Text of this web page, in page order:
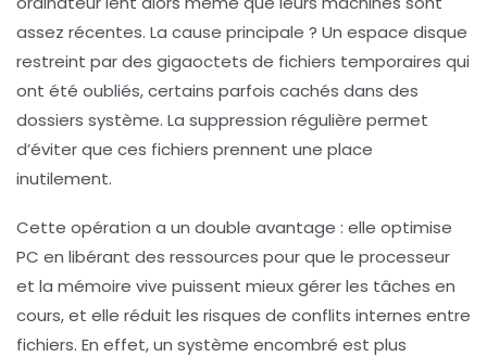
assez récentes. La cause principale ? Un espace disque
restreint par des gigaoctets de fichiers temporaires qui
ont été oubliés, certains parfois cachés dans des
dossiers système. La suppression régulière permet
d’éviter que ces fichiers prennent une place
inutilement.
Cette opération a un double avantage : elle optimise
PC en libérant des ressources pour que le processeur
et la mémoire vive puissent mieux gérer les tâches en
cours, et elle réduit les risques de conflits internes entre
fichiers. En effet, un système encombré est plus